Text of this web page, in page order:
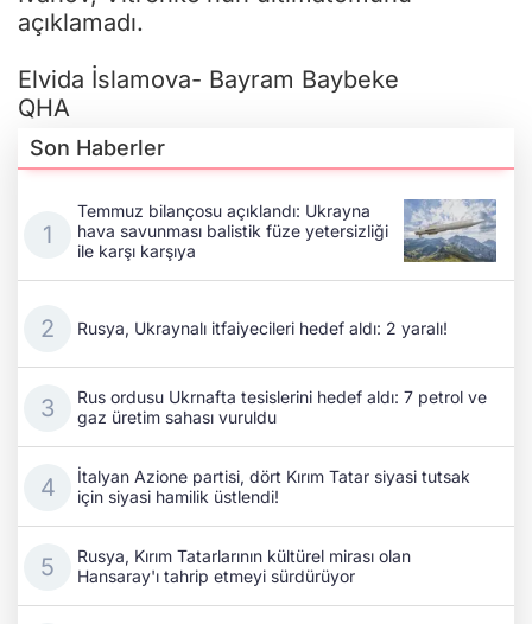
açıklamadı.
Elvida İslamova- Bayram Baybeke
QHA
Son Haberler
Temmuz bilançosu açıklandı: Ukrayna
hava savunması balistik füze yetersizliği
ile karşı karşıya
Rusya, Ukraynalı itfaiyecileri hedef aldı: 2 yaralı!
Rus ordusu Ukrnafta tesislerini hedef aldı: 7 petrol ve
gaz üretim sahası vuruldu
İtalyan Azione partisi, dört Kırım Tatar siyasi tutsak
için siyasi hamilik üstlendi!
Rusya, Kırım Tatarlarının kültürel mirası olan
Hansaray'ı tahrip etmeyi sürdürüyor